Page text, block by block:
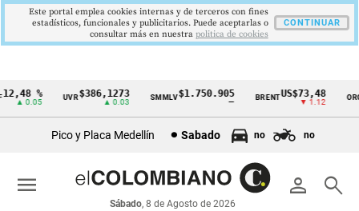
Cintillo
económicos
Colombia
%
▲ 0.05
UVR$386,1273
▲ 0.03
SMMLV$1.750.905 BRENTUS$73,48
▼ 1.12
ORO
Pico y Placa Medellín Sabado no no
person search
Sábado, 8 de Agosto de 2026
menu
Este portal emplea cookies internas y de terceros con fines
estadísticos, funcionales y publicitarios. Puede aceptarlas o
consultar más en nuestra politica de cookies
CONTINUAR